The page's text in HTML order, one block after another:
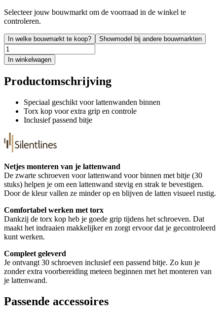
Selecteer jouw bouwmarkt om de voorraad in de winkel te
controleren.
In welke bouwmarkt te koop? Showmodel bij andere bouwmarkten
In winkelwagen
Productomschrijving
Speciaal geschikt voor lattenwanden binnen
Torx kop voor extra grip en controle
Inclusief passend bitje
Netjes monteren van je lattenwand
De zwarte schroeven voor lattenwand voor binnen met bitje (30
stuks) helpen je om een lattenwand stevig en strak te bevestigen.
Door de kleur vallen ze minder op en blijven de latten visueel rustig.
Comfortabel werken met torx
Dankzij de torx kop heb je goede grip tijdens het schroeven. Dat
maakt het indraaien makkelijker en zorgt ervoor dat je gecontroleerd
kunt werken.
Compleet geleverd
Je ontvangt 30 schroeven inclusief een passend bitje. Zo kun je
zonder extra voorbereiding meteen beginnen met het monteren van
je lattenwand.
Passende accessoires